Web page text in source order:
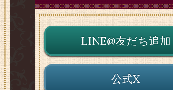
LINE@友だち追加
公式X